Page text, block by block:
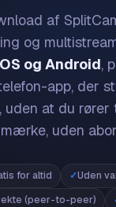
af
og
og Android,
app, der
uden at du rører
uden
for altid
Uden
(peer-to-peer)